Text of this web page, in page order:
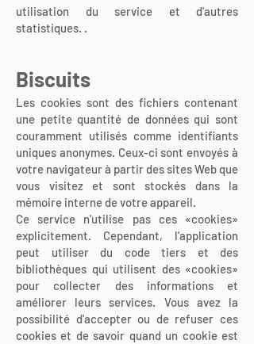
utilisation du service et d'autres
statistiques. .
Biscuits
Les cookies sont des fichiers contenant
une petite quantité de données qui sont
couramment utilisés comme identifiants
uniques anonymes. Ceux-ci sont envoyés à
votre navigateur à partir des sites Web que
vous visitez et sont stockés dans la
mémoire interne de votre appareil.
Ce service n'utilise pas ces «cookies»
explicitement. Cependant, l'application
peut utiliser du code tiers et des
bibliothèques qui utilisent des «cookies»
pour collecter des informations et
améliorer leurs services. Vous avez la
possibilité d'accepter ou de refuser ces
cookies et de savoir quand un cookie est